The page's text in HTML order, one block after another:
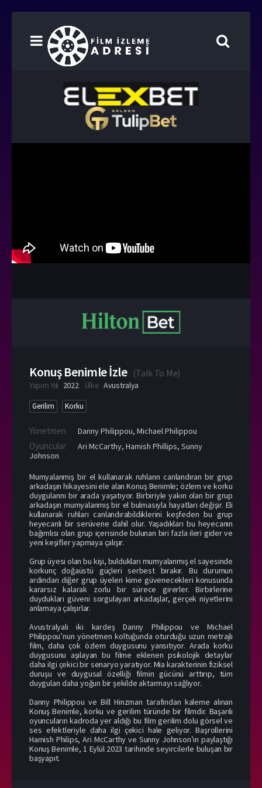
Konuş Benimle İzle (Talk To Me)
Yapım Yılı 2022 Ülke Avustralya
Gerilim Korku
Yönetmen Danny Philippou, Michael Philippou
Oyuncular Ari McCarthy, Hamish Phillips, Sunny
Johnson
Mumyalanmış bir el kullanarak ruhların canlandıran bir grup
arkadaşın hikayesini ele alan Konuş Benimle; özlem ve korku
duygularını bir arada yaşatıyor. Birbiriyle yakın olan bir grup
arkadaşın mumyalanmış bir el bulmasıyla hayatları değişir. Eli
kullanarak ruhları canlandırabildiklerini keşfeden bu grup
heyecanlı bir serüvene dahil olur. Yaşadıkları bu heyecanın
bağımlısı olan grup içerisinde bulunan biri fazla ileri gider ve
yeni keşifler yapmaya çalışır.
Grup üyesi olan bu kişi, buldukları mumyalanmış el sayesinde
korkunç doğaüstü güçleri serbest bırakır. Bu durumun
ardından diğer grup üyeleri kime güvenecekleri konusunda
kararsız kalarak zorlu bir sürece girerler. Birbirlerine
duydukları güveni sorgulayan arkadaşlar, gerçek niyetlerini
anlamaya çalışırlar.
Avustralyalı iki kardeş Danny Philippou ve Michael
Philippou’nun yönetmen koltuğunda oturduğu uzun metrajlı
film, daha çok özlem duygusunu yansıtıyor. Arada korku
duygusunu aşılayan bu filme eklenen psikolojik detaylar
daha ilgi çekici bir senaryo yaratıyor. Mia karakterinin fiziksel
duruşu ve duygusal özelliği filmin gücünü arttırıp, tüm
duyguları daha yoğun bir şekilde aktarmayı sağlıyor.
Danny Philippou ve Bill Hinzman tarafından kaleme alınan
Konuş Benimle, korku ve gerilim türünde bir filmdir. Başarılı
oyuncuların kadroda yer aldığı bu film gerilim dolu görsel ve
ses efektleriyle daha ilgi çekici hale geliyor. Başrollerini
Hamish Philips, Ari McCarthy ve Sunny Johnson’ın paylaştığı
Konuş Benimle, 1 Eylül 2023 tarihinde seyircilerle buluşan bir
başyapıt.